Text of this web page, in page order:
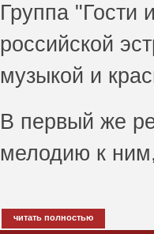
Группа "Гости
российской
музыкой и
В первый же
мелодию к
читать полностью